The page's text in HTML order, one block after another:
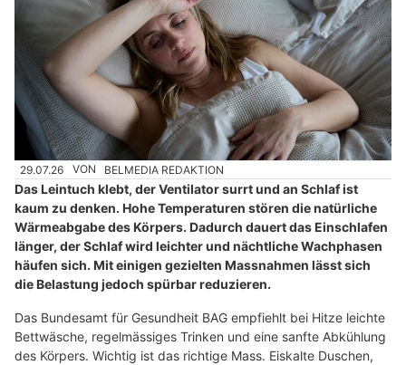
29.07.26 VON BELMEDIA REDAKTION
Das Leintuch klebt, der Ventilator surrt und an Schlaf ist
kaum zu denken. Hohe Temperaturen stören die natürliche
Wärmeabgabe des Körpers. Dadurch dauert das Einschlafen
länger, der Schlaf wird leichter und nächtliche Wachphasen
häufen sich. Mit einigen gezielten Massnahmen lässt sich
die Belastung jedoch spürbar reduzieren.
Das Bundesamt für Gesundheit BAG empfiehlt bei Hitze leichte
Bettwäsche, regelmässiges Trinken und eine sanfte Abkühlung
des Körpers. Wichtig ist das richtige Mass. Eiskalte Duschen,